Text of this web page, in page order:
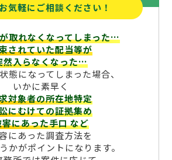
気軽にご相談ください！
取れなくなってしまった…
されていた配当等が
然入らなくなった…
態になってしまった場合、
いかに素早く
対象者の所在地特定
にむけての証拠集め
害にあった手口など
にあった調査方法を
かがポイントになります。